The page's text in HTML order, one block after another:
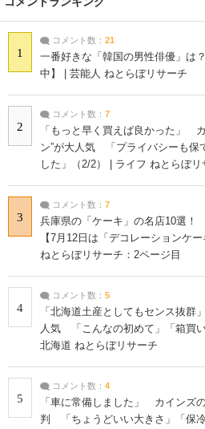
1
コメント数： 21
一番好きな「韓国の男性俳優」は
中】 | 芸能人 ねとらぼリサーチ
2
コメント数： 7
「もっと早く買えば良かった」
ン”が大人気 「プライバシーも保
した」（2/2） | ライフ ねとらぼリ
3
コメント数： 7
兵庫県の「ケーキ」の名店10選！
【7月12日は「デコレーションケ
ねとらぼリサーチ：2ページ目
4
コメント数： 5
「北海道土産としてもセンス抜群
人気 「こんなの初めて」「箱買
北海道 ねとらぼリサーチ
5
コメント数： 4
「車に常備しました」 カインズ
判 「ちょうどいい大きさ」「保